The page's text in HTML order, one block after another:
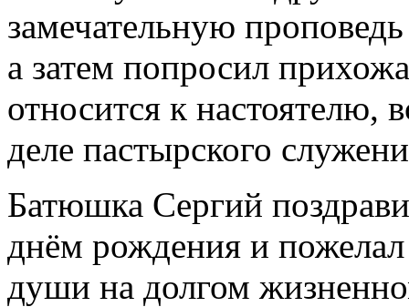
замечательную
а затем попросил
относится к настоятелю,
деле пастырского
Батюшка Сергий
днём рождения и пожелал
души на долгом